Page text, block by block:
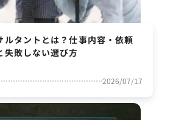
ルタントとは？仕事内容・依頼
失敗しない選び方
2026/07/17